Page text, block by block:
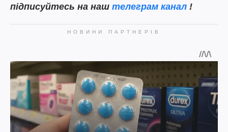
підписуйтесь на наш телеграм канал !